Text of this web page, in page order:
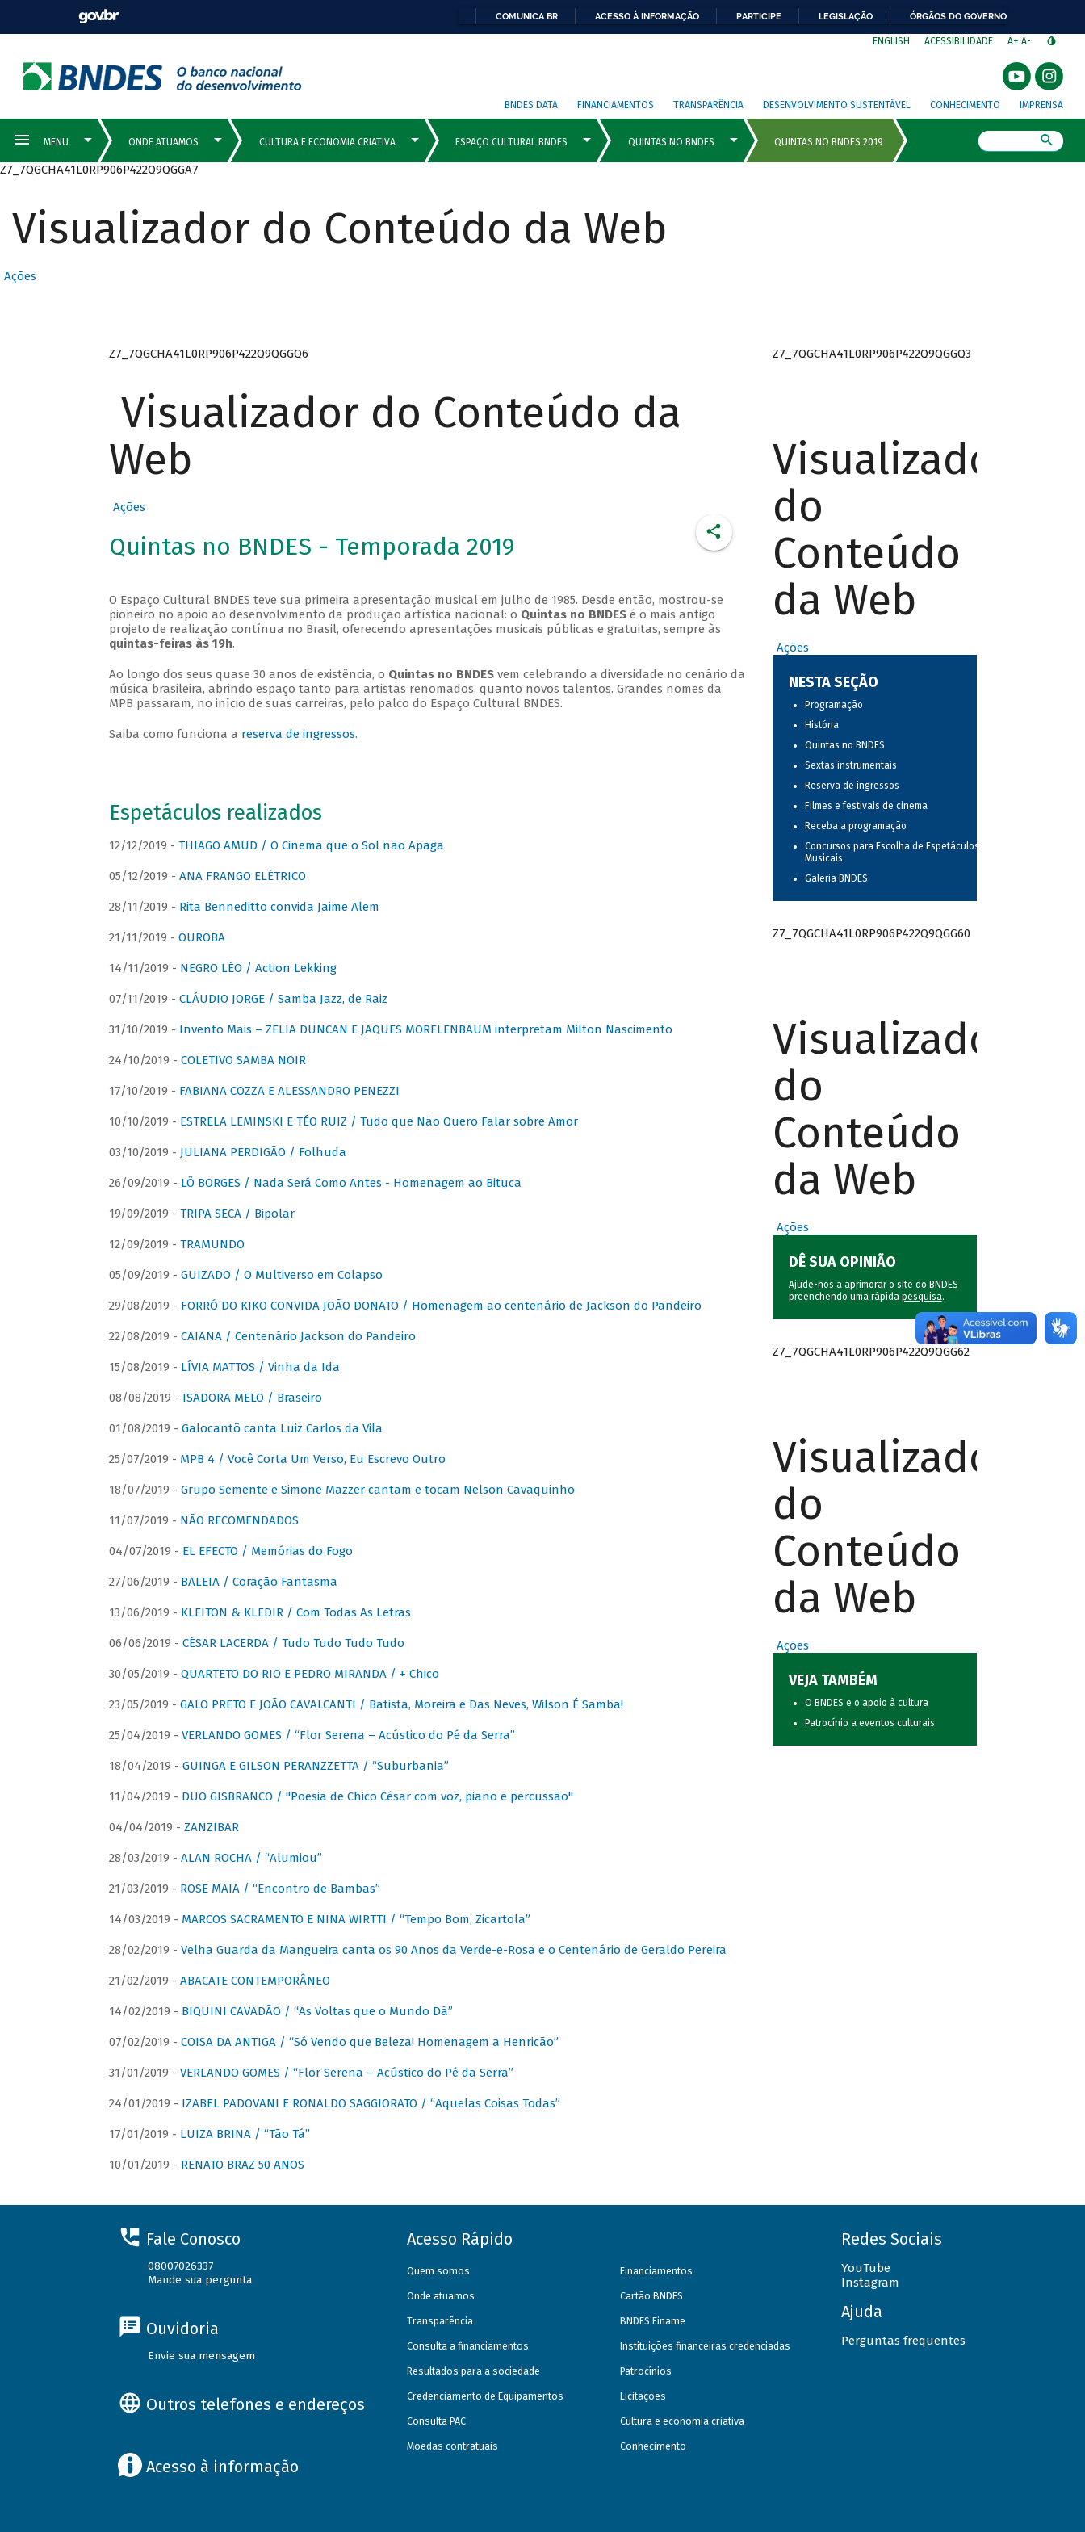
COMUNICA BR ACESSO À INFORMAÇÃO PARTICIPE LEGISLAÇÃO ÓRGÃOS DO GOVERNO
ENGLISH ACESSIBILIDADE A+ A-
BNDES DATA FINANCIAMENTOS TRANSPARÊNCIA DESENVOLVIMENTO SUSTENTÁVEL CONHECIMENTO IMPRENSA
Z7_7QGCHA41L0RP906P422Q9QGGA7
Visualizador do Conteúdo da Web
Ações
Z7_7QGCHA41L0RP906P422Q9QGGQ6
Visualizador do Conteúdo da
Web
Ações
Quintas no BNDES - Temporada 2019
O Espaço Cultural BNDES teve sua primeira apresentação musical em julho de 1985. Desde então, mostrou-se
pioneiro no apoio ao desenvolvimento da produção artística nacional: o Quintas no BNDESé o mais antigo
projeto de realização contínua no Brasil, oferecendo apresentações musicais públicas e gratuitas, sempre às
quintas-feiras às 19h.
Ao longo dos seus quase 30 anos de existência, o Quintas no BNDESvem celebrando a diversidade no cenário da
música brasileira, abrindo espaço tanto para artistas renomados, quanto novos talentos. Grandes nomes da
MPB passaram, no início de suas carreiras, pelo palco do Espaço Cultural BNDES.
Saiba como funciona a reserva de ingressos.
Espetáculos realizados
12/12/2019 - THIAGO AMUD / O Cinema que o Sol não Apaga
05/12/2019 - ANA FRANGO ELÉTRICO
28/11/2019 - Rita Benneditto convida Jaime Alem
21/11/2019 - OUROBA
14/11/2019 - NEGRO LÉO / Action Lekking
07/11/2019 - CLÁUDIO JORGE / Samba Jazz, de Raiz
31/10/2019 - Invento Mais – ZELIA DUNCAN E JAQUES MORELENBAUM interpretam Milton Nascimento
24/10/2019 - COLETIVO SAMBA NOIR
17/10/2019 - FABIANA COZZA E ALESSANDRO PENEZZI
10/10/2019 - ESTRELA LEMINSKI E TÉO RUIZ / Tudo que Não Quero Falar sobre Amor
03/10/2019 - JULIANA PERDIGÃO / Folhuda
26/09/2019 - LÔ BORGES / Nada Será Como Antes - Homenagem ao Bituca
19/09/2019 - TRIPA SECA / Bipolar
12/09/2019 - TRAMUNDO
05/09/2019 - GUIZADO / O Multiverso em Colapso
29/08/2019 - FORRÓ DO KIKO CONVIDA JOÃO DONATO / Homenagem ao centenário de Jackson do Pandeiro
22/08/2019 - CAIANA / Centenário Jackson do Pandeiro
15/08/2019 - LÍVIA MATTOS / Vinha da Ida
08/08/2019 - ISADORA MELO / Braseiro
01/08/2019 - Galocantô canta Luiz Carlos da Vila
25/07/2019 - MPB 4 / Você Corta Um Verso, Eu Escrevo Outro
18/07/2019 - Grupo Semente e Simone Mazzer cantam e tocam Nelson Cavaquinho
11/07/2019 - NÃO RECOMENDADOS
04/07/2019 - EL EFECTO / Memórias do Fogo
27/06/2019 - BALEIA / Coração Fantasma
13/06/2019 - KLEITON & KLEDIR / Com Todas As Letras
06/06/2019 - CÉSAR LACERDA / Tudo Tudo Tudo Tudo
30/05/2019 - QUARTETO DO RIO E PEDRO MIRANDA / + Chico
23/05/2019 - GALO PRETO E JOÃO CAVALCANTI / Batista, Moreira e Das Neves, Wilson É Samba!
25/04/2019 - VERLANDO GOMES / “Flor Serena – Acústico do Pé da Serra”
18/04/2019 - GUINGA E GILSON PERANZZETTA / “Suburbania”
11/04/2019 - DUO GISBRANCO / "Poesia de Chico César com voz, piano e percussão"
04/04/2019 - ZANZIBAR
28/03/2019 - ALAN ROCHA / “Alumiou”
21/03/2019 - ROSE MAIA / “Encontro de Bambas”
14/03/2019 - MARCOS SACRAMENTO E NINA WIRTTI / “Tempo Bom, Zicartola”
28/02/2019 - Velha Guarda da Mangueira canta os 90 Anos da Verde-e-Rosa e o Centenário de Geraldo Pereira
21/02/2019 - ABACATE CONTEMPORÂNEO
14/02/2019 - BIQUINI CAVADÃO / “As Voltas que o Mundo Dá”
07/02/2019 - COISA DA ANTIGA / “Só Vendo que Beleza! Homenagem a Henricão”
31/01/2019 - VERLANDO GOMES / “Flor Serena – Acústico do Pé da Serra”
24/01/2019 - IZABEL PADOVANI E RONALDO SAGGIORATO / “Aquelas Coisas Todas”
17/01/2019 - LUIZA BRINA / “Tão Tá”
10/01/2019 - RENATO BRAZ 50 ANOS
Z7_7QGCHA41L0RP906P422Q9QGGQ3
Visualizador
do
Conteúdo
da Web
Ações
NESTA SEÇÃO
Programação
História
Quintas no BNDES
Sextas instrumentais
Reserva de ingressos
Filmes e festivais de cinema
Receba a programação
Concursos para Escolha de Espetáculos
Musicais
Galeria BNDES
Z7_7QGCHA41L0RP906P422Q9QGG60
Visualizador
do
Conteúdo
da Web
Ações
DÊ SUA OPINIÃO
Ajude-nos a aprimorar o site do BNDES
preenchendo uma rápida pesquisa.
Z7_7QGCHA41L0RP906P422Q9QGG62
Visualizador
do
Conteúdo
da Web
Ações
VEJA TAMBÉM
O BNDES e o apoio à cultura
Patrocínio a eventos culturais
Fale Conosco
08007026337
Mande sua pergunta
Ouvidoria
Envie sua mensagem
Outros telefones e endereços
Acesso à informação
Acesso Rápido
Quem somos
Onde atuamos
Transparência
Consulta a financiamentos
Resultados para a sociedade
Credenciamento de Equipamentos
Consulta PAC
Moedas contratuais
Financiamentos
Cartão BNDES
BNDES Finame
Instituições financeiras credenciadas
Patrocínios
Licitações
Cultura e economia criativa
Conhecimento
Redes Sociais
YouTube
Instagram
Ajuda
Perguntas frequentes